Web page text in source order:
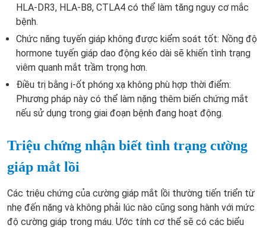
HLA-DR3, HLA-B8, CTLA4 có thể làm tăng nguy cơ mắc
bệnh.
Chức năng tuyến giáp không được kiểm soát tốt: Nồng độ
hormone tuyến giáp dao động kéo dài sẽ khiến tình trạng
viêm quanh mắt trầm trọng hơn.
Điều trị bằng i-ốt phóng xạ không phù hợp thời điểm:
Phương pháp này có thể làm nặng thêm biến chứng mắt
nếu sử dụng trong giai đoạn bệnh đang hoạt động.
Triệu chứng nhận biết tình trạng cường
giáp mắt lồi
Các triệu chứng của cường giáp mắt lồi thường tiến triển từ
nhẹ đến nặng và không phải lúc nào cũng song hành với mức
độ cường giáp trong máu. Ước tính cơ thể sẽ có các biểu